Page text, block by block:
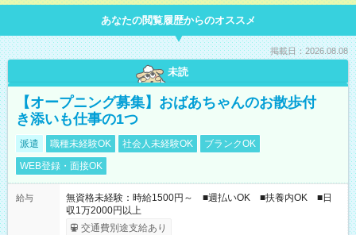
あなたの閲覧履歴からのオススメ
掲載日：2026.08.08
未読
【オープニング募集】おばあちゃんのお散歩付
き添いも仕事の1つ
派遣 職種未経験OK 社会人未経験OK
ブランクOK
WEB登録・面接OK
給与
無資格未経験：時給1500円～ ■週払いOK ■扶養内OK ■日
収1万2000円以上
交通費別途支給あり